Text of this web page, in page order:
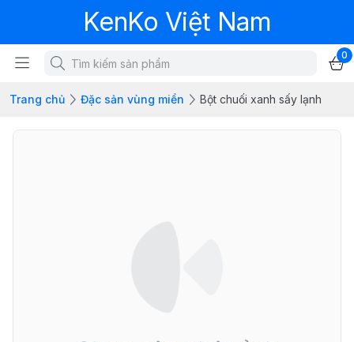
KenKo Việt Nam
0
Trang chủ Đặc sản vùng miền Bột chuối xanh sấy lạnh